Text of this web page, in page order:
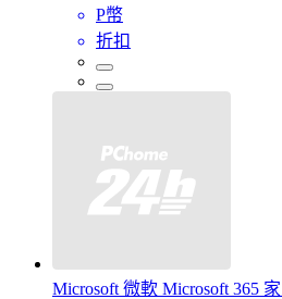
P幣
折扣
Microsoft 微軟 Microsoft 365